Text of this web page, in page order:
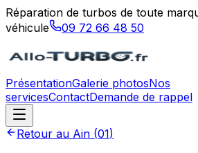
Réparation de turbos de toute
véhicule
09 72 66 48 50
PrésentationGalerie photosNos
servicesContactDemande de rappel
Retour au Ain (01)